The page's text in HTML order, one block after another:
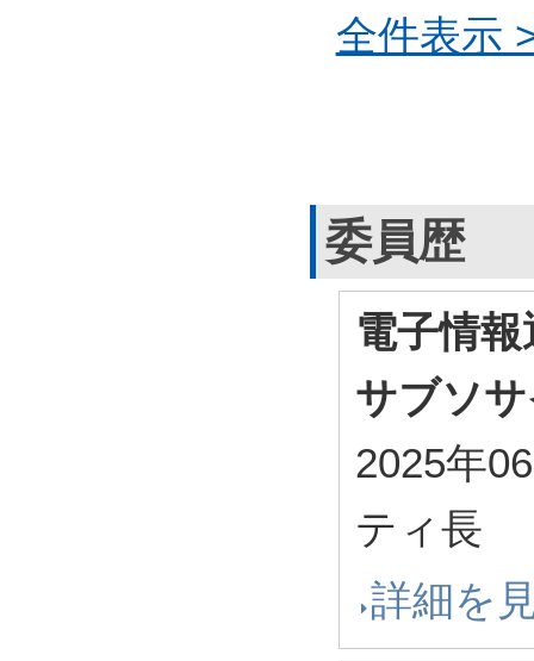
全件表示
委員歴
電子情
サブソ
2025年
ティ長
詳細を